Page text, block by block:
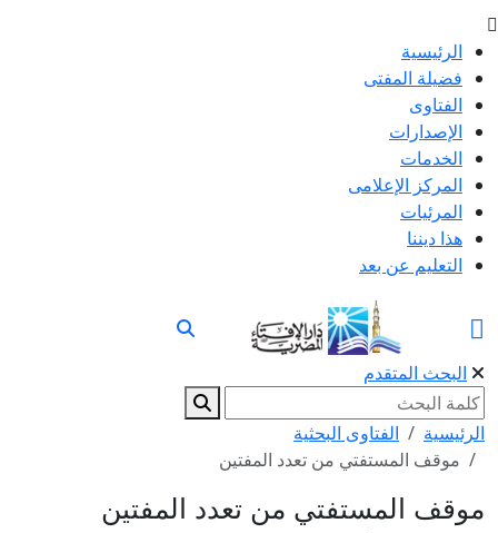
الرئيسية
فضيلة المفتى
الفتاوى
الإصدارات
الخدمات
المركز الإعلامى
المرئيات
هذا ديننا
التعليم عن بعد
البحث المتقدم
الرئيسية
الفتاوى البحثية
موقف المستفتي من تعدد المفتين
موقف المستفتي من تعدد المفتين